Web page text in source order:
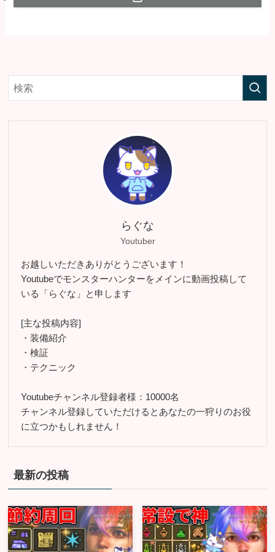
らぐな
Youtuber
お越しいただきありがとうございます！
Youtubeでモンスターハンターをメインに動画投稿して
いる「らぐな」と申します
[主な投稿内容]
・装備紹介
・検証
・テクニック
Youtubeチャンネル登録者様：10000名
チャンネル登録していただけるとあなたの一狩りのお役
に立つかもしれません！
最新の投稿